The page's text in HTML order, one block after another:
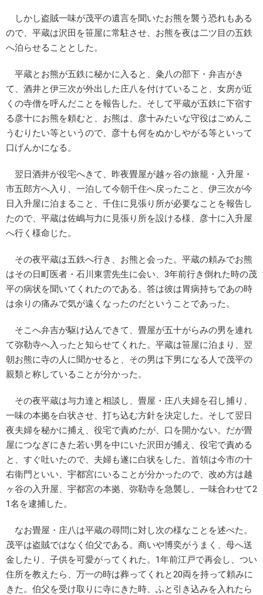
しかし盗賊一味が茂平の遺言を聞いたお熊を襲う恐れもある
ので、平蔵は沢田を笹屋に常駐させ、お熊を夜は二ツ目の五鉄
へ泊らせることとした。
平蔵とお熊が五鉄に秘かに入ると、粂八の部下・弁吉がき
て、酒井と伊三次が外出した庄八を付けていること、女房が近
くの寺僧を呼んだことを報告した。そして平蔵が五鉄に下宿す
る彦十にお熊を頼むと、お熊は、彦十みたいな守役はごめんこ
うむりたい等というので、彦十も何をぬかしやがる等といって
口げんかになる。
翌日酒井が役宅へきて、昨夜畳屋が越ヶ谷の旅籠・入升屋・
市五郎方へ入り、一泊して今朝千住へ戻ったこと、伊三次が今
日入升屋に泊まること、千住に見張り所が必要なことを報告し
たので、平蔵は佐嶋与力に見張り所を設ける様、彦十に入升屋
へ行く様命じた。
その夜平蔵は五鉄へ行き、お熊と会った。平蔵の頼みでお熊
はその日町医者・石川東雲先生に会い、3年前行き倒れた時の茂
平の病状を聞いてくれたのである。答は彼は胃病持ちであの時
は余りの痛みで気が遠くなったのだということであった。
そこへ弁吉が駆け込んできて、畳屋が五十がらみの男を連れ
て弥勒寺へ入ったと知らせてくれた。平蔵は笹屋に泊まり、翌
朝お熊に寺の人に聞かせると、その男は下男になる人で茂平の
親類と称していることが分かった。
その夜平蔵は与力達と相談し、畳屋・庄八夫婦を召し捕り、
一味の本拠を白状させ、打ち込む方針を決定した。そして翌日
夜夫婦を秘かに捕え、役宅で責めたが、口を開かない。だが畳
屋につなぎにきた若い男を中にいた沢田が捕え、役宅で責める
と、すぐ吐いたので、夫婦も遂に白状をした。首領は今市の十
右衛門といい、宇都宮にいることが分かったので、改め方は越
ヶ谷の入升屋、宇都宮の本拠、弥勒寺を急襲し、一味合わせて2
1名を逮捕した。
なお畳屋・庄八は平蔵の尋問に対し次の様なことを述べた。
茂平は盗賊ではなく伯父である。商いや博奕がうまく、母へ送
金したり、子供を可愛がってくれた。1年前江戸で再会し、つい
住所を教えたら、万一の時は葬ってくれと20両を持って頼みに
きた。伯父を受け取りに寺にきた時、ふと引き込みを入れたら